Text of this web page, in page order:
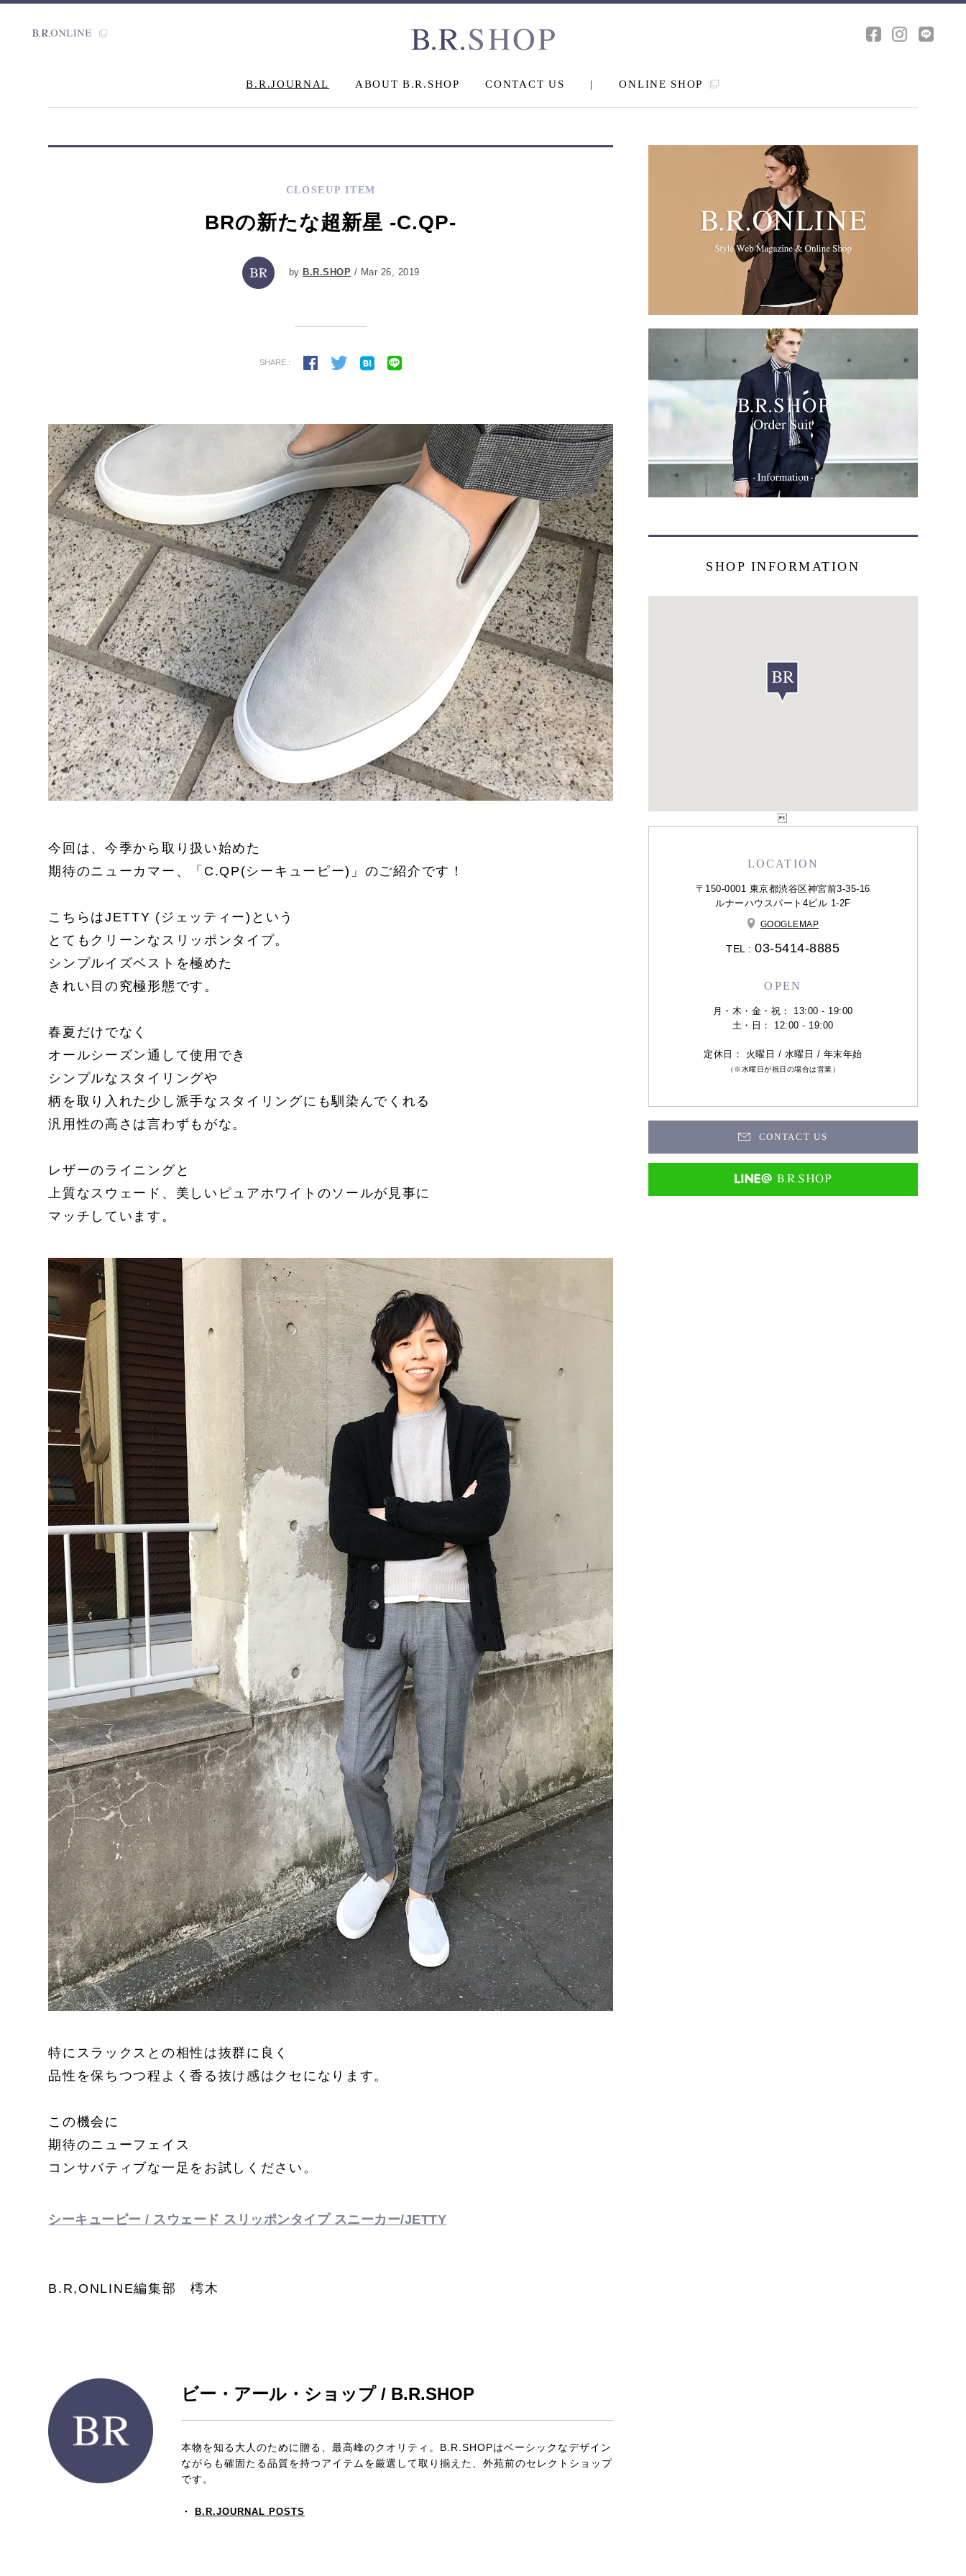
B.R.JOURNAL ABOUT B.R.SHOP CONTACT US | ONLINE SHOP
CLOSEUP ITEM
BRの新たな超新星 -C.QP-
by B.R.SHOP / Mar 26, 2019
SHARE :
今回は、今季から取り扱い始めた
期待のニューカマー、「C.QP(シーキューピー)」のご紹介です！
こちらはJETTY (ジェッティー)という
とてもクリーンなスリッポンタイプ。
シンプルイズベストを極めた
きれい目の究極形態です。
春夏だけでなく
オールシーズン通して使用でき
シンプルなスタイリングや
柄を取り入れた少し派手なスタイリングにも馴染んでくれる
汎用性の高さは言わずもがな。
レザーのライニングと
上質なスウェード、美しいピュアホワイトのソールが見事に
マッチしています。
特にスラックスとの相性は抜群に良く
品性を保ちつつ程よく香る抜け感はクセになります。
この機会に
期待のニューフェイス
コンサバティブな一足をお試しください。
シーキューピー / スウェード スリッポンタイプ スニーカー/JETTY
B.R,ONLINE編集部 樗木
ビー・アール・ショップ / B.R.SHOP
本物を知る大人のために贈る、最高峰のクオリティ。B.R.SHOPはベーシックなデザイン
ながらも確固たる品質を持つアイテムを厳選して取り揃えた、外苑前のセレクトショップ
です。
・ B.R.JOURNAL POSTS
SHOP INFORMATION
LOCATION
〒150-0001 東京都渋谷区神宮前3-35-16
ルナーハウスパート4ビル 1-2F
GOOGLEMAP
TEL :03-5414-8885
OPEN
月・木・金・祝： 13:00 - 19:00
土・日： 12:00 - 19:00
定休日： 火曜日 / 水曜日 / 年末年始
（※水曜日が祝日の場合は営業）
CONTACT US